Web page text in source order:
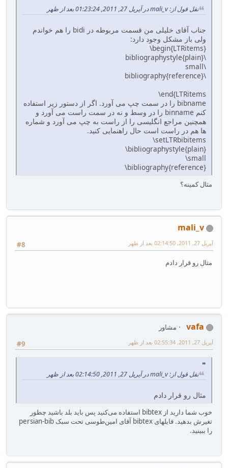
نقل قول از: mali_v در آپریل 27, 2011, 01:23:24 بعد از ظهر
جناب آقای خلیلی من قسمت مربوطه در bidi را هم خواندم
ولی باز مشکل وجود دارد:
‎‎‎\begin{LTRitems}‎‎
\bibliographystyle{‎plain‎‎}‎‎
\small‎
\bibliography{reference}‎‎
‎‎\end{LTRitems
bibname را در سمت چپ می آورد. اگر از دستور زیر استفاده
کنم binname را در وسط و نه در سمت راست می آورد و
همچنین مراجع انگلیسی را از راست به چپ می آورد و شماره
ها هم در راست است حال راهنمایی کنید.
‎‎‎\setLTRbibitems‎‎‎‎
‎\bibliographystyle{‎plain‎‎}‎‎
‎\small‎
‎\bibliography{reference}‎‎
مثال کمینه؟
mali_v
#8 آپریل 27, 2011, 02:14:50 بعد از ظهر
مثال رو قرار دادم
vafa
مشاور
#9
آپریل 27, 2011, 02:55:34 بعد از ظهر
نقل قول از: mali_v در آپریل 27, 2011, 02:14:50 بعد از ظهر
مثال رو قرار دادم
خوب شما دارید از bibtex استفاده می‌کنید پس باید بلد باشید چطور
تغیرش بدهید. فایلهای bibtex آقای امین‌طوسی تحت سبک persian-bib
را ببینید.